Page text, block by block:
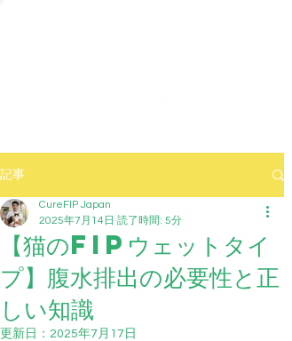
記事
【猫のFIPウェットタイ
プ】腹水排出の必要性と正
しい知識
CureFIP Japan
2025年7月14日 読了時間: 5分
更新日： 2025年7月17日